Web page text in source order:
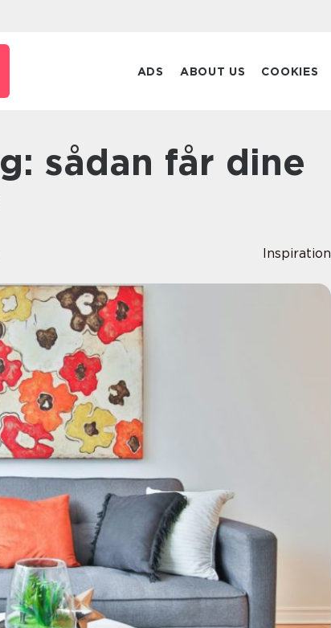
ADS ABOUT US COOKIES
Inspiration